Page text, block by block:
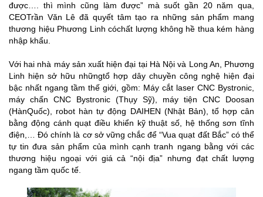
được…. thì mình cũng làm được” mà suốt gần 20 năm qua,
CEOTrần Văn Lê đã quyết tâm tạo ra những sản phẩm mang
thương hiệu Phương Linh cóchất lượng không hề thua kém hàng
nhập khẩu.
Với hai nhà máy sản xuất hiện đại tại Hà Nội và Long An, Phương
Linh hiện sở hữu nhữngtổ hợp dây chuyền công nghệ hiện đại
bậc nhất ngang tầm thế giới, gồm: Máy cắt laser CNC Bystronic,
máy chấn CNC Bystronic (Thụy Sỹ), máy tiện CNC Doosan
(HànQuốc), robot hàn tự động DAIHEN (Nhật Bản), tổ hợp cân
bằng động cánh quạt điều khiển kỹ thuật số, hệ thống sơn tĩnh
điện,… Đó chính là cơ sở vững chắc để “Vua quạt đất Bắc” có thể
tự tin đưa sản phẩm của mình cạnh tranh ngang bằng với các
thương hiệu ngoại với giá cả “nội địa” nhưng đạt chất lượng
ngang tầm quốc tế.